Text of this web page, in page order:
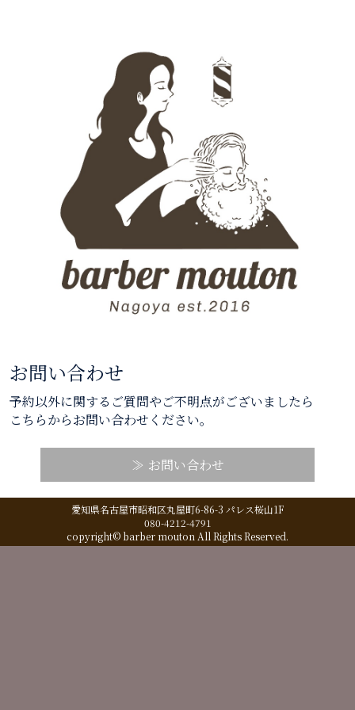
お問い合わせ
予約以外に関するご質問やご不明点がございましたら
こちらからお問い合わせください。
お問い合わせ
愛知県名古屋市昭和区丸屋町6-86-3 パレス桜山1F
080-4212-4791
copyright© barber mouton All Rights Reserved.